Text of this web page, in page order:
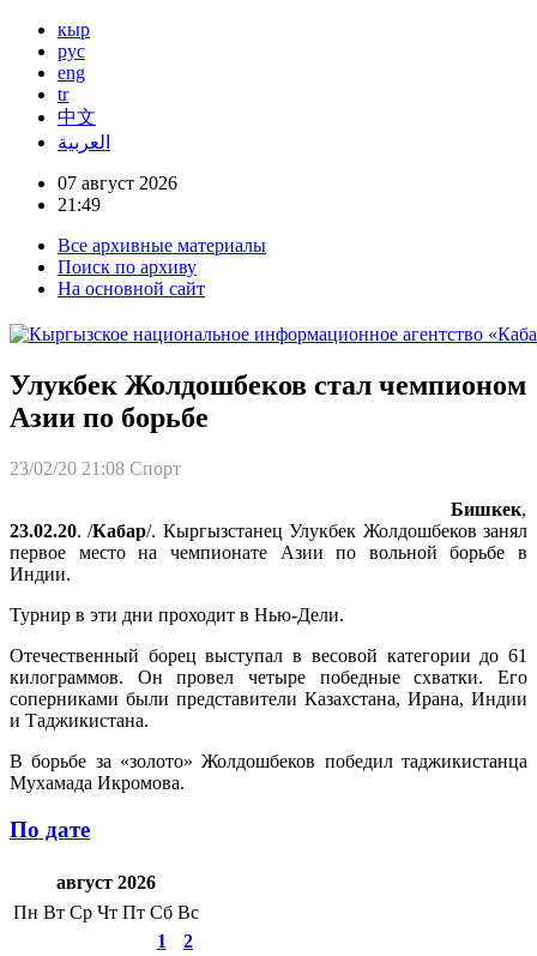
кыр
рус
eng
tr
中文
العربية
07 август 2026
21:49
Все архивные материалы
Поиск по архиву
На основной сайт
Улукбек Жолдошбеков стал чемпионом
Азии по борьбе
23/02/20 21:08 Спорт
Бишкек,
23.02.20. /Кабар/. Кыргызстанец Улукбек Жолдошбеков занял
первое место на чемпионате Азии по вольной борьбе в
Индии.
Турнир в эти дни проходит в Нью-Дели.
Отечественный борец выступал в весовой категории до 61
килограммов. Он провел четыре победные схватки. Его
соперниками были представители Казахстана, Ирана, Индии
и Таджикистана.
В борьбе за «золото» Жолдошбеков победил таджикистанца
Мухамада Икромова.
По дате
август 2026
Пн Вт Ср Чт Пт Сб Вс
1
2